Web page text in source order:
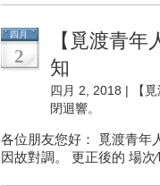
四月
2
【覓渡青
知
四月 2, 2018 |
【
閉迴響。
各位朋友您好： 覓渡青年
因故對調。 更正後的 場次